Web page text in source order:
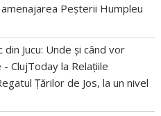
Peșterii Humpleu
Jucu: Unde și când vor
- ClujToday la Relațiile
Țărilor de Jos, la un nivel